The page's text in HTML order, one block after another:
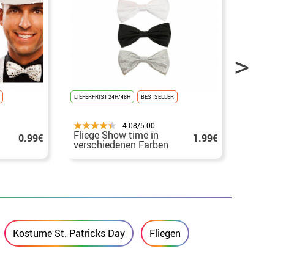
0.99€
LIEFERFRIST 24H/48H BESTSELLER
4.08/5.00
Fliege Show time in
verschiedenen Farben 1.99€
Kostume St. Patricks Day Fliegen